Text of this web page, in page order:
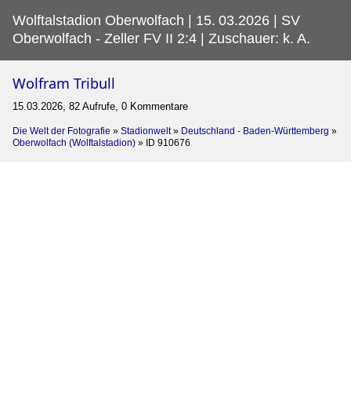
Wolftalstadion Oberwolfach | 15. 03.2026 | SV
Oberwolfach - Zeller FV II 2:4 | Zuschauer: k. A.
Wolfram Tribull
15.03.2026, 82 Aufrufe, 0 Kommentare
Die Welt der Fotografie » Stadionwelt» Deutschland - Baden-Württemberg »
Oberwolfach (Wolftalstadion) » ID 910676